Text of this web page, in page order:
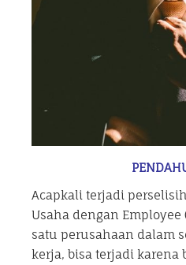
Acapkali terjadi
Usaha dengan Employee
satu perusahaan dalam
kerja, bisa terjadi karena